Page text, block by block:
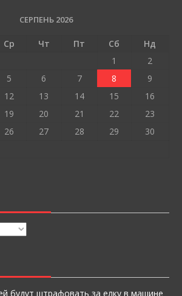
и
т
СЕРПЕНЬ 2026
Ср Чт Пт Сб
Нд
1
2
5 6 7 8
9
12 13 14 15
16
19 20 21 22
23
26 27 28 29
30
будут штрафовать за елку в машине